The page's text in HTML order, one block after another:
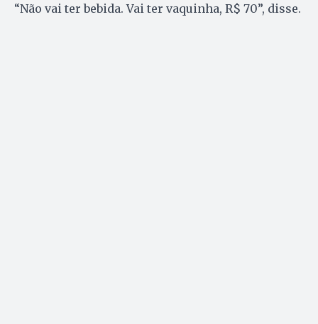
“Não vai ter bebida. Vai ter vaquinha, R$ 70”, disse.